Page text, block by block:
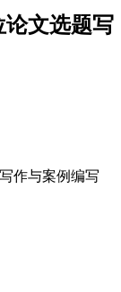
文选题写
作与案例编写